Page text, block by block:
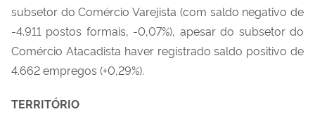
subsetor do Comércio Varejista (com saldo negativo de
-4.911 postos formais, -0,07%), apesar do subsetor do
Comércio Atacadista haver registrado saldo positivo de
4.662 empregos (+0,29%).
TERRITÓRIO